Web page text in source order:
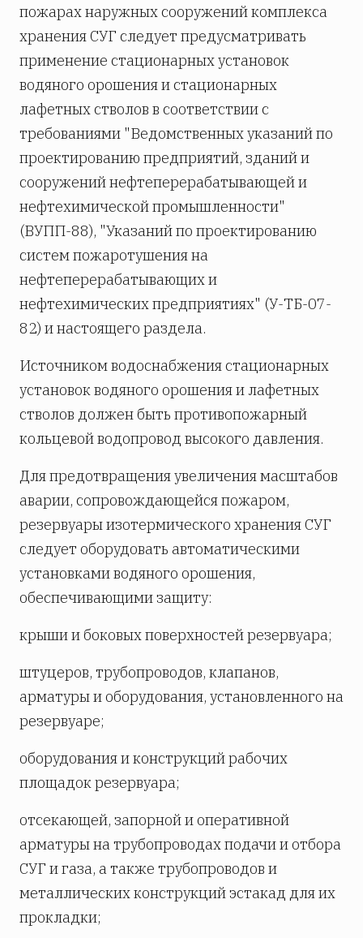
пожарах наружных сооружений комплекса
хранения СУГ следует предусматривать
применение стационарных установок
водяного орошения и стационарных
лафетных стволов в соответствии с
требованиями "Ведомственных указаний по
проектированию предприятий, зданий и
сооружений нефтеперерабатывающей и
нефтехимической промышленности"
(ВУПП-88), "Указаний по проектированию
систем пожаротушения на
нефтеперерабатывающих и
нефтехимических предприятиях" (У-ТБ-07-
82) и настоящего раздела.
Источником водоснабжения стационарных
установок водяного орошения и лафетных
стволов должен быть противопожарный
кольцевой водопровод высокого давления.
Для предотвращения увеличения масштабов
аварии, сопровождающейся пожаром,
резервуары изотермического хранения СУГ
следует оборудовать автоматическими
установками водяного орошения,
обеспечивающими защиту:
крыши и боковых поверхностей резервуара;
штуцеров, трубопроводов, клапанов,
арматуры и оборудования, установленного на
резервуаре;
оборудования и конструкций рабочих
площадок резервуара;
отсекающей, запорной и оперативной
арматуры на трубопроводах подачи и отбора
СУГ и газа, а также трубопроводов и
металлических конструкций эстакад для их
прокладки;